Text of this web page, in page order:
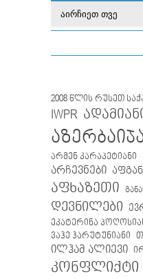
2008 წლის რუსეთ
IWPR
არმენ კარაპეტიანი
არჩევნები
აფხაზეთი
დევნილები
ეკატერინა
ვაჰე ჰარუტუნიანი
ილჰამ ალიევი
კონფლიქტი